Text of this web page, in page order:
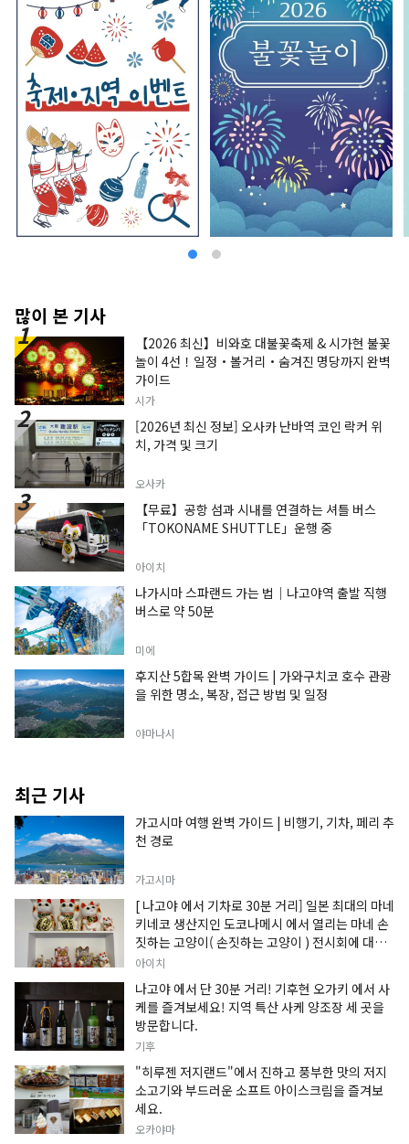
많이 본 기사
【2026 최신】비와호 대불꽃축제 & 시가현 불꽃
놀이 4선！일정・볼거리・숨겨진 명당까지 완벽
가이드
시가
[2026년 최신 정보] 오사카 난바역 코인 락커 위
치, 가격 및 크기
오사카
【무료】공항 섬과 시내를 연결하는 셔틀 버스
「TOKONAME SHUTTLE」운행 중
아이치
나가시마 스파랜드 가는 법｜나고야역 출발 직행
버스로 약 50분
미에
후지산 5합목 완벽 가이드 | 가와구치코 호수 관광
을 위한 명소, 복장, 접근 방법 및 일정
야마나시
최근 기사
가고시마 여행 완벽 가이드 | 비행기, 기차, 페리 추
천 경로
가고시마
[ 나고야 에서 기차로 30분 거리] 일본 최대의 마네
키네코 생산지인 도코나메시 에서 열리는 마네 손
짓하는 고양이( 손짓하는 고양이 ) 전시회에 대한
정보입니다.
아이치
나고야 에서 단 30분 거리! 기후현 오가키 에서 사
케를 즐겨보세요! 지역 특산 사케 양조장 세 곳을
방문합니다.
기후
"히루젠 저지랜드"에서 진하고 풍부한 맛의 저지
소고기와 부드러운 소프트 아이스크림을 즐겨보
세요.
오카야마